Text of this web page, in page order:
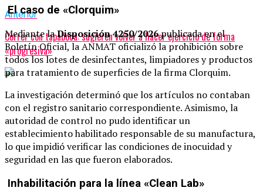
Anterior
Correr con tapaboca: sugieren volver a hacer ejercicio de forma
«progresiva»
El caso de «Clorquim»
Mediante laDisposición 4250/2026publicada en el
Boletín Oficial, la ANMAT oficializó la prohibición sobre
todos los lotes de desinfectantes, limpiadores y productos
para tratamiento de superficies de la firma Clorquim.
La investigación determinó que los artículos no contaban
con el registro sanitario correspondiente. Asimismo, la
autoridad de control no pudo identificar un
establecimiento habilitado responsable de su manufactura,
lo que impidió verificar las condiciones de inocuidad y
seguridad en las que fueron elaborados.
Inhabilitación para la línea «Clean Lab»